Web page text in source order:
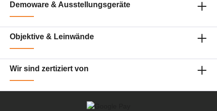
Demoware & Ausstellungsgeräte
Objektive & Leinwände
Wir sind zertiziert von